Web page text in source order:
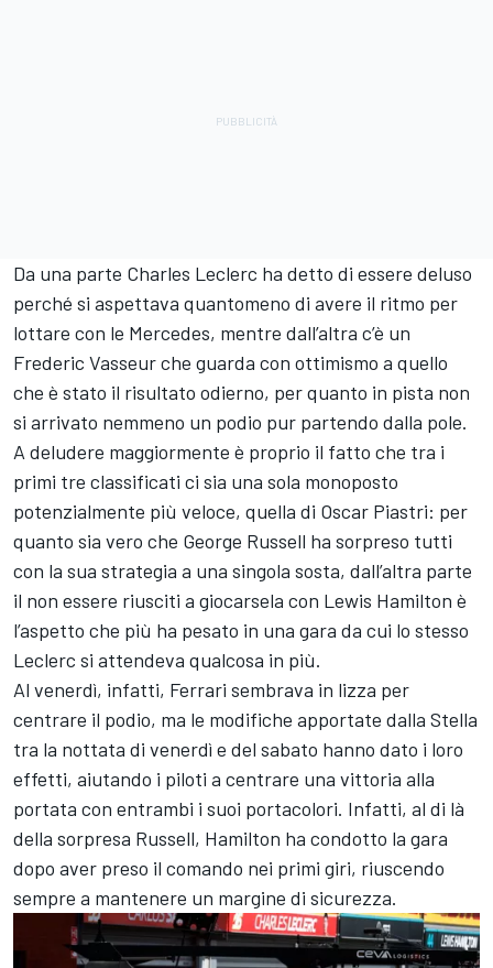
Da una parte Charles Leclerc ha detto di essere deluso
perché si aspettava quantomeno di avere il ritmo per
lottare con le Mercedes, mentre dall’altra c’è un
Frederic Vasseur che guarda con ottimismo a quello
che è stato il risultato odierno, per quanto in pista non
si arrivato nemmeno un podio pur partendo dalla pole.
A deludere maggiormente è proprio il fatto che tra i
primi tre classificati ci sia una sola monoposto
potenzialmente più veloce, quella di Oscar Piastri: per
quanto sia vero che George Russell ha sorpreso tutti
con la sua strategia a una singola sosta, dall’altra parte
il non essere riusciti a giocarsela con Lewis Hamilton è
l’aspetto che più ha pesato in una gara da cui lo stesso
Leclerc si attendeva qualcosa in più.
Al venerdì, infatti, Ferrari sembrava in lizza per
centrare il podio, ma le modifiche apportate dalla Stella
tra la nottata di venerdì e del sabato hanno dato i loro
effetti, aiutando i piloti a centrare una vittoria alla
portata con entrambi i suoi portacolori. Infatti, al di là
della sorpresa Russell, Hamilton ha condotto la gara
dopo aver preso il comando nei primi giri, riuscendo
sempre a mantenere un margine di sicurezza.